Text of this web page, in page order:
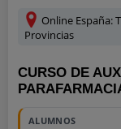
Online España:
Provincias
CURSO DE
ALUMNOS